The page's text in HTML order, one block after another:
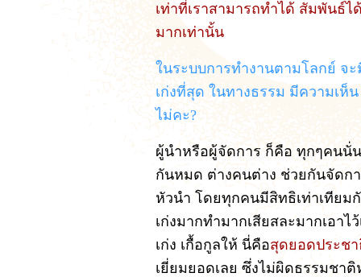
เท่าที่เราสามารถทำได้ สัมพันธ์
มากเท่านั้น
ในระบบการทำงานตามโลกย์ จ
เก่งที่สุด ในทางธรรม มีความเห็
ไม่คะ?
ผู้นำหรือผู้จัดการ ก็คือ ทุกๆคนนั่
กันหมด ต่างคนต่าง ช่วยกันจัดก
หัวนำ โดยทุกคนมีสิทธิเท่าเทียม
เก่งมากทำมากเสียสละมากเอา
เก่ง เกื้อกูลให้ นี่คือสุดยอดประช
เยี่ยมยอดเลย ซึ่งไม่ผิดธรรมชา